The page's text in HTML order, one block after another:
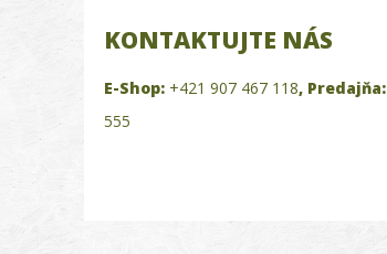
KONTAKTUJTE NÁS
E-Shop: +421 907 467 118, Predajňa:
555